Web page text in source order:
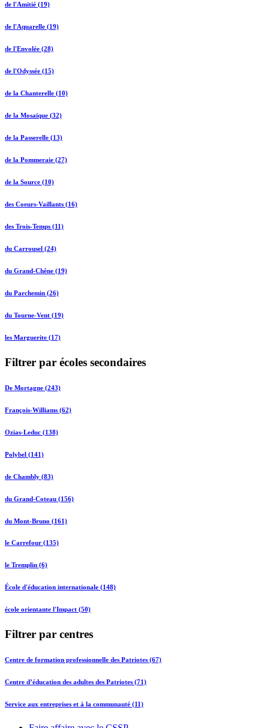
de l'Amitié (19)
de l'Aquarelle (19)
de l'Envolée (28)
de l'Odyssée (15)
de la Chanterelle (10)
de la Mosaïque (32)
de la Passerelle (13)
de la Pommeraie (27)
de la Source (10)
des Coeurs-Vaillants (16)
des Trois-Temps (11)
du Carrousel (24)
du Grand-Chêne (19)
du Parchemin (26)
du Tourne-Vent (19)
les Marguerite (17)
Filtrer par écoles secondaires
De Mortagne (243)
François-Williams (62)
Ozias-Leduc (138)
Polybel (141)
de Chambly (83)
du Grand-Coteau (156)
du Mont-Bruno (161)
le Carrefour (135)
le Tremplin (6)
École d'éducation internationale (148)
école orientante l'Impact (50)
Filtrer par centres
Centre de formation professionnelle des Patriotes (67)
Centre d’éducation des adultes des Patriotes (71)
Service aux entreprises et à la communauté (11)